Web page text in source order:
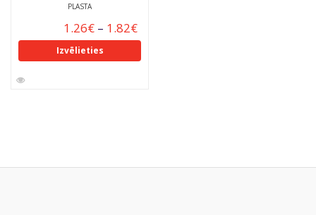
PLASTA
1.26€ – 1.82€
Izvēlieties